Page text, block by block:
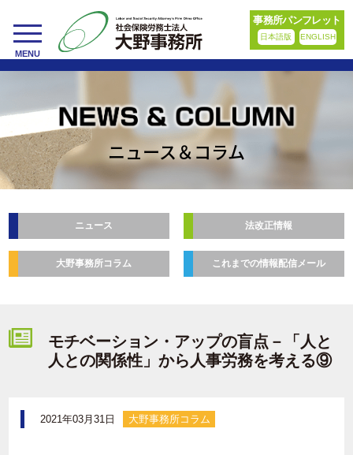
toggle
navigation
MENU
事務所パンフレット
日本語版 ENGLISH
ニュース＆コラム
ニュース 法改正情報
大野事務所コラム これまでの情報配信メール
モチベーション・アップの盲点－「人と
人との関係性」から人事労務を考える⑨
2021年03月31日 大野事務所コラム